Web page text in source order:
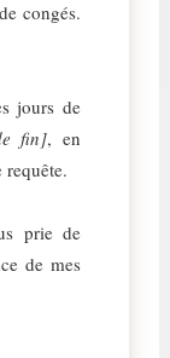
congés.
jours de
fin], en
requête.
prie de
de mes